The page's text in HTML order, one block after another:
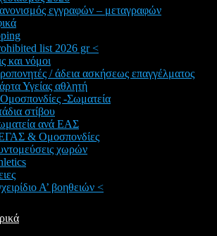
εγγραφών – μεταγραφών
list 2026 gr <
και νόμοι
/ άδεια ασκήσεως επαγγέλματος
Υγείας αθλητή
-Σωματεία
στίβου
ανά ΕΑΣ
& Ομοσπονδίες
χωρών
Α’ βοηθειών <